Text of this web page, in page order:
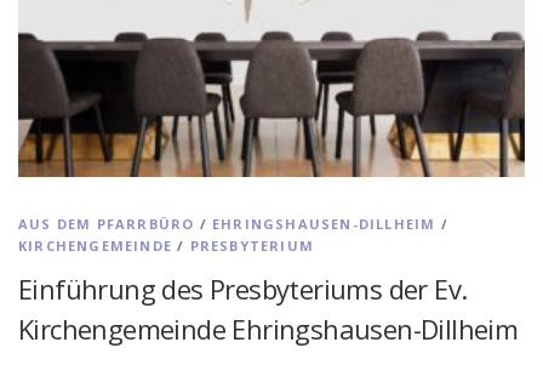
AUS DEM PFARRBÜRO / EHRINGSHAUSEN-DILLHEIM /
KIRCHENGEMEINDE / PRESBYTERIUM
Einführung des Presbyteriums der Ev.
Kirchengemeinde Ehringshausen-Dillheim